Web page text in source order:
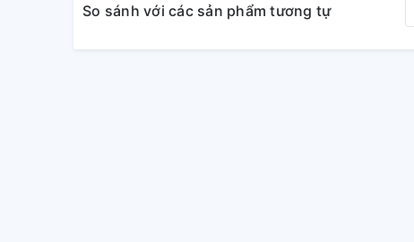
So sánh với các sản phẩm tương tự